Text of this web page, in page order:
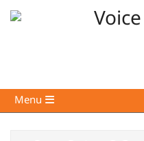
Skip
Voice
of
Primary
Navigation
Menu